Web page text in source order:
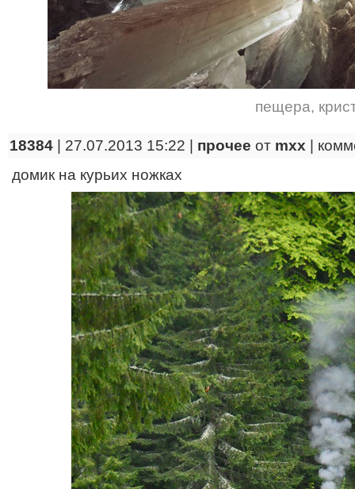
пещера,
18384 | 27.07.2013 15:22 | прочее от mxx
домик на курьих ножках